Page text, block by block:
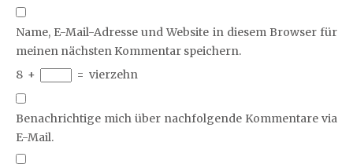
Name, E-Mail-Adresse und Website in diesem Browser für
meinen nächsten Kommentar speichern.
8 + = vierzehn
Benachrichtige mich über nachfolgende Kommentare via
E-Mail.